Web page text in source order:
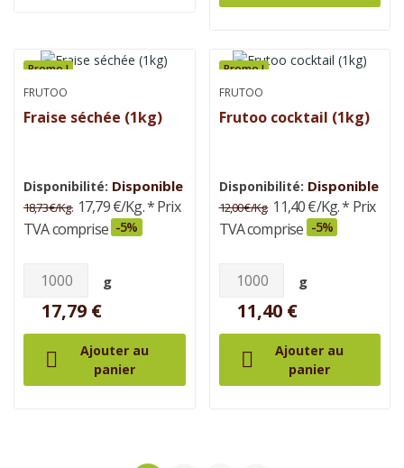
Promo !
FRUTOO
Fraise séchée (1kg)
Disponibilité: Disponible
18,73 €/Kg. 17,79 €/Kg.* Prix
TVA comprise -5%
g
17,79 €

Ajouter au
panier
Promo !
FRUTOO
Frutoo cocktail (1kg)
Disponibilité: Disponible
12,00 €/Kg. 11,40 €/Kg.* Prix
TVA comprise -5%
g
11,40 €

Ajouter au
panier